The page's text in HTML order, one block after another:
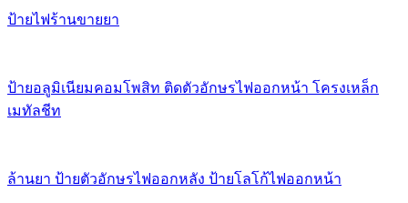
ป้ายไฟร้านขายยา
ป้ายอลูมิเนียมคอมโพสิท ติดตัวอักษรไฟออกหน้า โครงเหล็ก
เมทัลชีท
ล้านยา ป้ายตัวอักษรไฟออกหลัง ป้ายโลโก้ไฟออกหน้า